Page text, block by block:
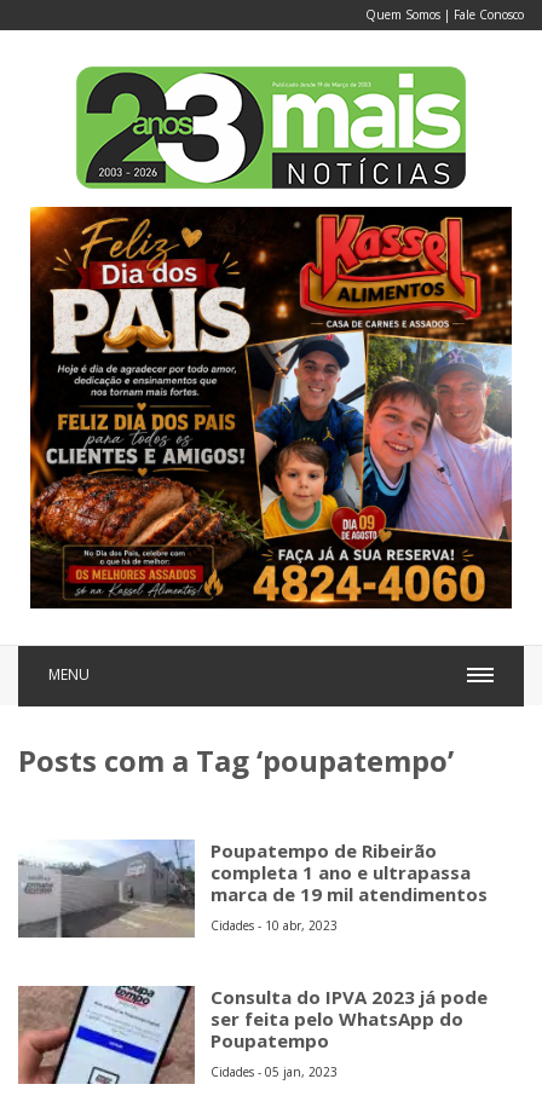
Quem Somos | Fale Conosco
MENU
Posts com a Tag ‘poupatempo’
Poupatempo de Ribeirão
completa 1 ano e ultrapassa
marca de 19 mil atendimentos
Cidades - 10 abr, 2023
Consulta do IPVA 2023 já pode
ser feita pelo WhatsApp do
Poupatempo
Cidades - 05 jan, 2023